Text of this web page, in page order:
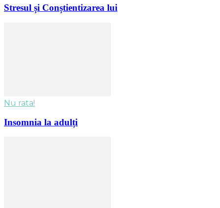
Stresul și Conștientizarea lui
Nu rata!
Insomnia la adulți